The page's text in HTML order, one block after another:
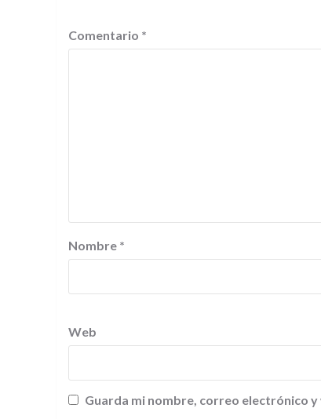
Comentario *
Nombre *
Web
Guarda mi nombre, correo electrónico